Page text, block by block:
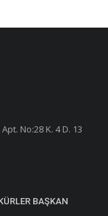
No:28 K. 4 D. 13
BAŞKAN